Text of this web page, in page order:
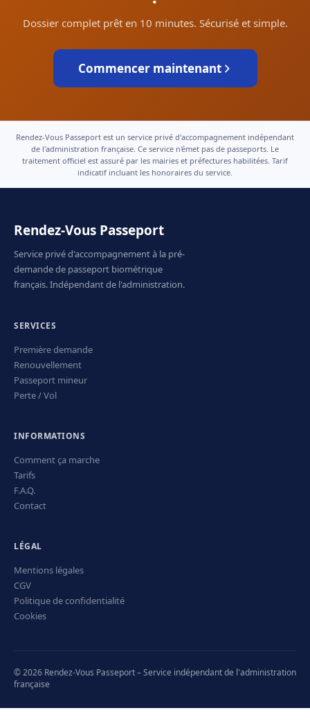
Dossier complet prêt en 10 minutes. Sécurisé et simple.
Commencer maintenant
Rendez-Vous Passeport est un service privé d'accompagnement indépendant
de l'administration française. Ce service n'émet pas de passeports. Le
traitement officiel est assuré par les mairies et préfectures habilitées. Tarif
indicatif incluant les honoraires du service.
Rendez-Vous Passeport
Service privé d'accompagnement à la pré-
demande de passeport biométrique
français. Indépendant de l'administration.
SERVICES
Première demande
Renouvellement
Passeport mineur
Perte / Vol
INFORMATIONS
Comment ça marche
Tarifs
F.A.Q.
Contact
LÉGAL
Mentions légales
CGV
Politique de confidentialité
Cookies
© 2026 Rendez-Vous Passeport – Service indépendant de l'administration
française